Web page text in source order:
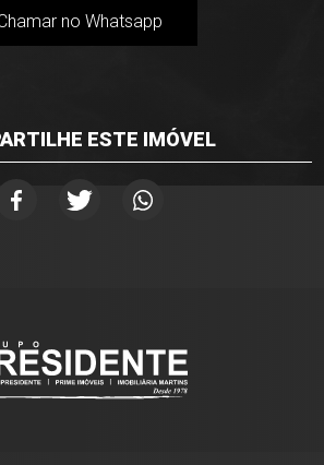
no Whatsapp
ESTE IMÓVEL